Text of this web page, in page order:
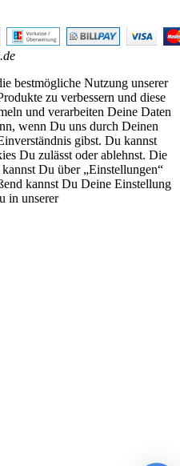
bestmögliche Nutzung unserer
zu verbessern und diese
und verarbeiten Deine Daten
wenn Du uns durch Deinen
gibst. Du kannst
Du zulässt oder ablehnst. Die
Du über „Einstellungen“
kannst Du Deine Einstellung
in unserer